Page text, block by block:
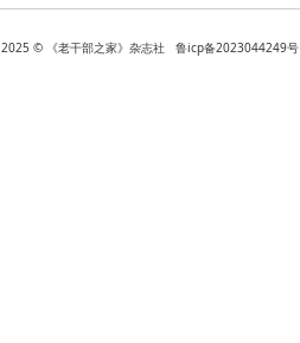
2025 © 《老干部之家》杂志社 鲁icp备2023044249号